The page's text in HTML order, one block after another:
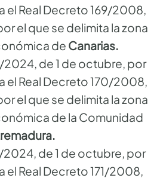
el Real Decreto 169/2008,
el que se delimita la zona
de Canarias.
2024, de 1 de octubre, por
el Real Decreto 170/2008,
el que se delimita la zona
de la Comunidad
2024, de 1 de octubre, por
el Real Decreto 171/2008,